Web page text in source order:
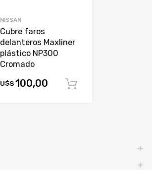
NISSAN
Cubre faros
delanteros Maxliner
plástico NP300
Cromado
U$S100,00